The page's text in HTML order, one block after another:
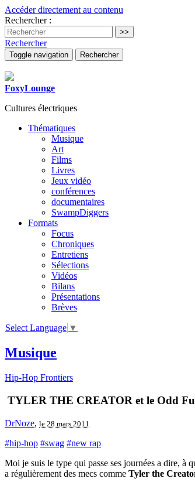
Accéder directement au contenu
Rechercher :
Rechercher
Toggle navigation Rechercher
FoxyLounge
Cultures électriques
Thématiques
Musique
Art
Films
Livres
Jeux vidéo
conférences
documentaires
SwampDiggers
Formats
Focus
Chroniques
Entretiens
Sélections
Vidéos
Bilans
Présentations
Brèves
Select Language ▼
Musique
Hip-Hop Frontiers
TYLER THE CREATOR et le Odd
DrNoze, le 28 mars 2011
#hip-hop #swag #new rap
Moi je suis le type qui passe ses journées a dire, à
a régulièrement des mecs comme Tyler the